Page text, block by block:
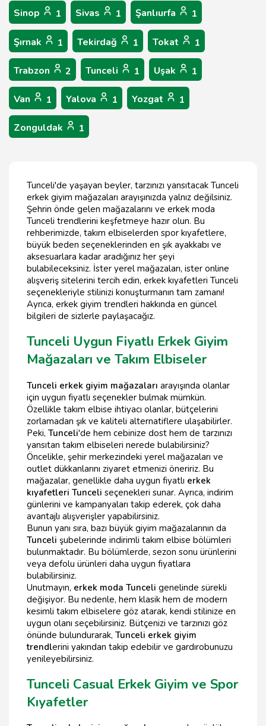
Sinop 1 Sivas 1 Şanlıurfa 1
Şırnak 1 Tekirdağ 1 Tokat 1
Trabzon 2 Tunceli 1 Uşak 1
Van 1 Yalova 1 Yozgat 1
Zonguldak 1
Tunceli'de yaşayan beyler, tarzınızı yansıtacak Tunceli
erkek giyim mağazaları arayışınızda yalnız değilsiniz.
Şehrin önde gelen mağazalarını ve erkek moda
Tunceli trendlerini keşfetmeye hazır olun. Bu
rehberimizde, takım elbiselerden spor kıyafetlere,
büyük beden seçeneklerinden en şık ayakkabı ve
aksesuarlara kadar aradığınız her şeyi
bulabileceksiniz. İster yerel mağazaları, ister online
alışveriş sitelerini tercih edin, erkek kıyafetleri Tunceli
seçenekleriyle stilinizi konuşturmanın tam zamanı!
Ayrıca, erkek giyim trendleri hakkında en güncel
bilgileri de sizlerle paylaşacağız.
Tunceli Uygun Fiyatlı Erkek Giyim
Mağazaları ve Takım Elbiseler
Tunceli erkek giyim mağazaları arayışında olanlar
için uygun fiyatlı seçenekler bulmak mümkün.
Özellikle takım elbise ihtiyacı olanlar, bütçelerini
zorlamadan şık ve kaliteli alternatiflere ulaşabilirler.
Peki, Tunceli'de hem cebinize dost hem de tarzınızı
yansıtan takım elbiseleri nerede bulabilirsiniz?
Öncelikle, şehir merkezindeki yerel mağazaları ve
outlet dükkanlarını ziyaret etmenizi öneririz. Bu
mağazalar, genellikle daha uygun fiyatlı erkek
kıyafetleri Tunceli seçenekleri sunar. Ayrıca, indirim
günlerini ve kampanyaları takip ederek, çok daha
avantajlı alışverişler yapabilirsiniz.
Bunun yanı sıra, bazı büyük giyim mağazalarının da
Tunceli şubelerinde indirimli takım elbise bölümleri
bulunmaktadır. Bu bölümlerde, sezon sonu ürünlerini
veya defolu ürünleri daha uygun fiyatlara
bulabilirsiniz.
Unutmayın, erkek moda Tunceli genelinde sürekli
değişiyor. Bu nedenle, hem klasik hem de modern
kesimli takım elbiselere göz atarak, kendi stilinize en
uygun olanı seçebilirsiniz. Bütçenizi ve tarzınızı göz
önünde bulundurarak, Tunceli erkek giyim
trendlerini yakından takip edebilir ve gardırobunuzu
yenileyebilirsiniz.
Tunceli Casual Erkek Giyim ve Spor
Kıyafetler